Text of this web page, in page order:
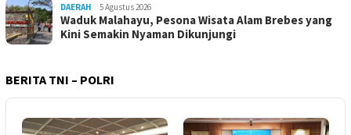
DAERAH 5 Agustus 2026
Waduk Malahayu, Pesona Wisata Alam Brebes yang
Kini Semakin Nyaman Dikunjungi
BERITA TNI – POLRI